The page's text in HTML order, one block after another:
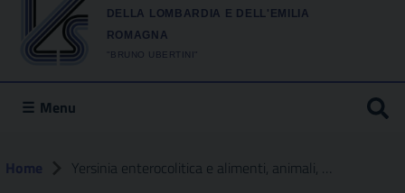
DELLA LOMBARDIA E DELL'EMILIA
ROMAGNA
"BRUNO UBERTINI"
Menu
Home Yersinia enterocolitica e alimenti, animali, uomo e ambiente: armonizzazione di nuove strategie basate sull’approccio one-health per la messa a punto di un sistema di sorveglianza nazionale